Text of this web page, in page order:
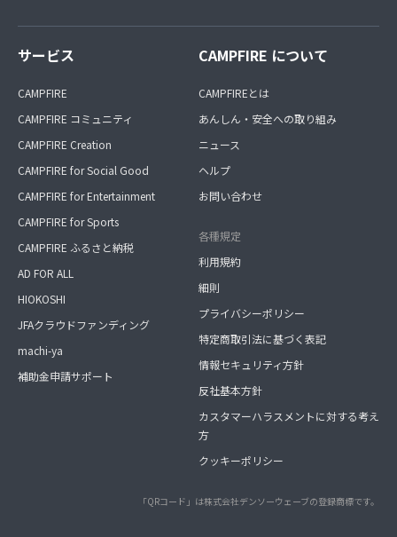
サービス
CAMPFIRE
CAMPFIRE コミュニティ
CAMPFIRE Creation
CAMPFIRE for Social Good
CAMPFIRE for Entertainment
CAMPFIRE for Sports
CAMPFIRE ふるさと納税
AD FOR ALL
HIOKOSHI
JFAクラウドファンディング
machi-ya
補助金申請サポート
CAMPFIRE について
CAMPFIREとは
あんしん・安全への取り組み
ニュース
ヘルプ
お問い合わせ
各種規定
利用規約
細則
プライバシーポリシー
特定商取引法に基づく表記
情報セキュリティ方針
反社基本方針
カスタマーハラスメントに対する考え
方
クッキーポリシー
「QRコード」は株式会社デンソーウェーブの登録商標です。